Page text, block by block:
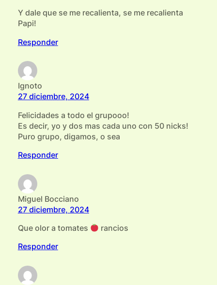
Y dale que se me recalienta, se me recalienta
Papi!
Responder
Ignoto
27 diciembre, 2024
Felicidades a todo el grupooo!
Es decir, yo y dos mas cada uno con 50 nicks!
Puro grupo, digamos, o sea
Responder
Miguel Bocciano
27 diciembre, 2024
Que olor a tomates
rancios
Responder